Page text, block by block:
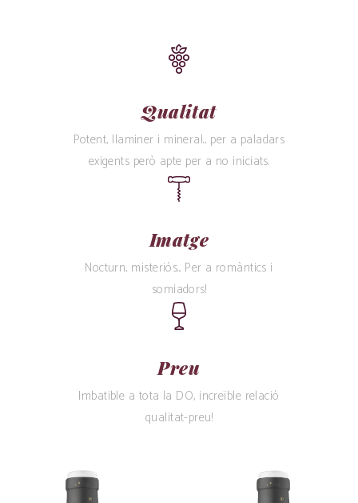
Qualitat
Potent, llaminer i mineral... per a paladars
exigents però apte per a no iniciats.
Imatge
Nocturn, misteriós... Per a romàntics i
somiadors!
Preu
Imbatible a tota la DO, increïble relació
qualitat-preu!